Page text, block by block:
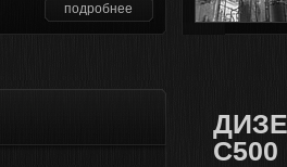
подробнее
C500